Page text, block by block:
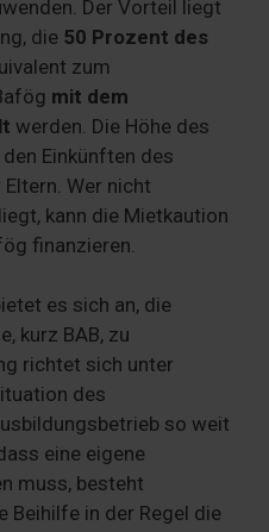
Der Vorteil liegt
die 50 Prozent des
zum
mit dem
werden. Die Höhe des
Einkünften des
Wer nicht
kann die Mietkaution
finanzieren.
es sich an, die
kurz BAB, zu
richtet sich unter
des
so weit
eine eigene
muss, besteht
Beihilfe in der Regel die